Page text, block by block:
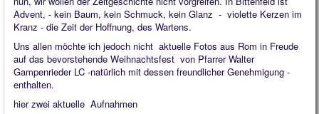
Advent, - kein Baum, kein Schmuck, kein Glanz - violette Kerzen im
Kranz - die Zeit der Hoffnung, des Wartens.
Uns allen möchte ich jedoch nicht aktuelle Fotos aus Rom in Freude
auf das bevorstehende Weihnachtsfest von Pfarrer Walter
Gampenrieder LC -natürlich mit dessen freundlicher Genehmigung -
enthalten.
hier zwei aktuelle Aufnahmen